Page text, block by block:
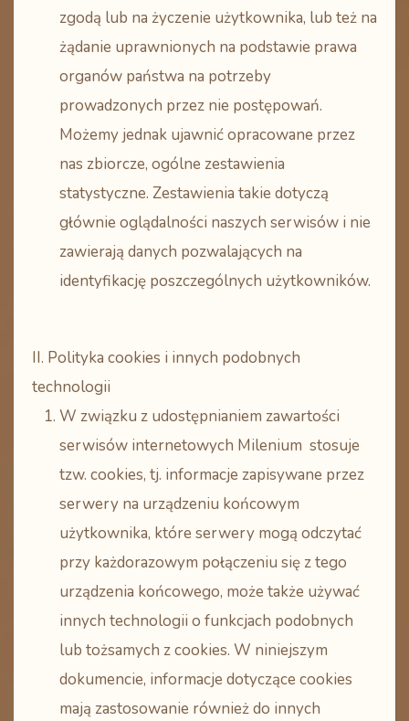
zgodą lub na życzenie użytkownika, lub też na
żądanie uprawnionych na podstawie prawa
organów państwa na potrzeby
prowadzonych przez nie postępowań.
Możemy jednak ujawnić opracowane przez
nas zbiorcze, ogólne zestawienia
statystyczne. Zestawienia takie dotyczą
głównie oglądalności naszych serwisów i nie
zawierają danych pozwalających na
identyfikację poszczególnych użytkowników.
II. Polityka cookies i innych podobnych
technologii
W związku z udostępnianiem zawartości
serwisów internetowych Milenium stosuje
tzw. cookies, tj. informacje zapisywane przez
serwery na urządzeniu końcowym
użytkownika, które serwery mogą odczytać
przy każdorazowym połączeniu się z tego
urządzenia końcowego, może także używać
innych technologii o funkcjach podobnych
lub tożsamych z cookies. W niniejszym
dokumencie, informacje dotyczące cookies
mają zastosowanie również do innych